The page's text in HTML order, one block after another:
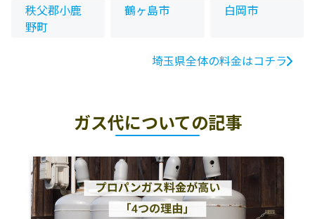
秩父郡小鹿
野町
鶴ヶ島市 白岡市
埼玉県全体の料金はコチラ
ガス代についての記事